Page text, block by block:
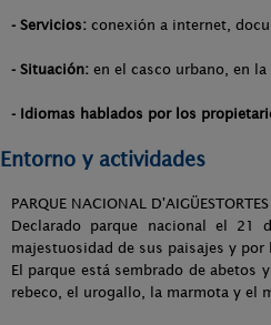
- Servicios: conexión a internet,
- Situación: en el casco urbano, en
- Idiomas hablados por los
Entorno y actividades
PARQUE NACIONAL
Declarado parque nacional el
majestuosidad de sus paisajes y
El parque está sembrado de abetos
rebeco, el urogallo, la marmota y el